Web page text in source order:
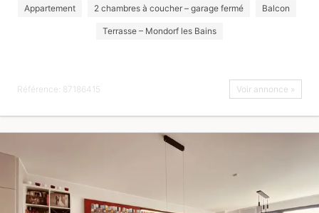
Appartement 2 chambres à coucher – garage fermé Balcon
Terrasse – Mondorf les Bains
Référence: 87186415 Voir annonce »